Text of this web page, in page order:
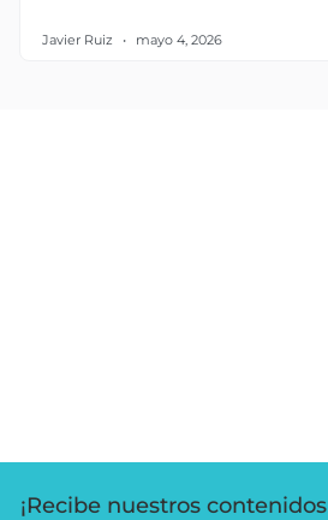
Javier Ruiz mayo 4, 2026
¡Recibe nuestros contenidos